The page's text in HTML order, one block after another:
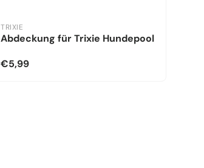
TRIXIE
Abdeckung für Trixie Hundepool
€5,99